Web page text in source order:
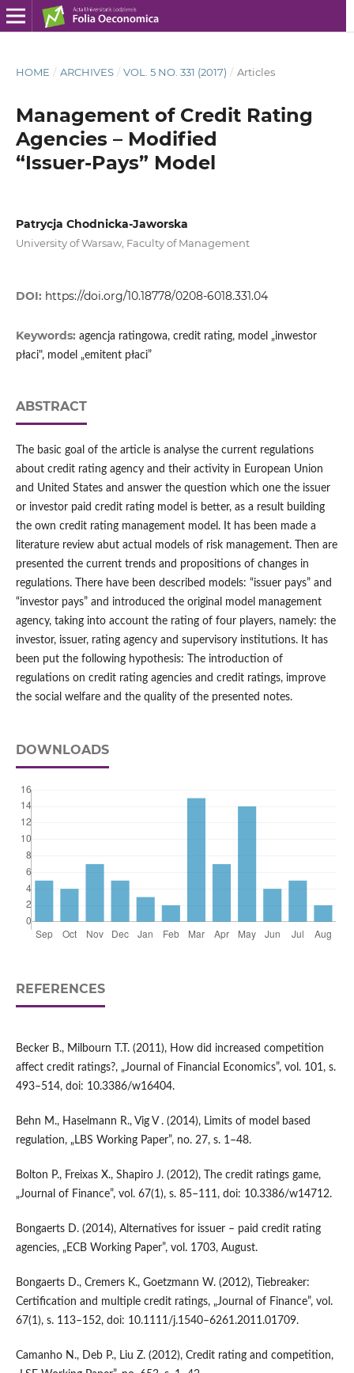
HOME / ARCHIVES / VOL. 5 NO. 331 (2017) / Articles
Management of Credit Rating
Agencies – Modified
“Issuer‑Pays” Model
Patrycja Chodnicka-Jaworska
University of Warsaw, Faculty of Management
DOI: https://doi.org/10.18778/0208-6018.331.04
Keywords: agencja ratingowa, credit rating, model „inwestor
płaci", model „emitent płaci”
ABSTRACT
The basic goal of the article is analyse the current regulations
about credit rating agency and their activity in European Union
and United States and answer the question which one the issuer
or investor paid credit rating model is better, as a result building
the own credit rating management model. It has been made a
literature review abut actual models of risk management. Then are
presented the current trends and propositions of changes in
regulations. There have been described models: “issuer pays” and
“investor pays” and introduced the original model management
agency, taking into account the rating of four players, namely: the
investor, issuer, rating agency and supervisory institutions. It has
been put the following hypothesis: The introduction of
regulations on credit rating agencies and credit ratings, improve
the social welfare and the quality of the presented notes.
DOWNLOADS
REFERENCES
Becker B., Milbourn T.T. (2011), How did increased competition
affect credit ratings?, „Journal of Financial Economics”, vol. 101, s.
493–514, doi: 10.3386/w16404.
Behn M., Haselmann R., Vig V . (2014), Limits of model based
regulation, „LBS Working Paper”, no. 27, s. 1–48.
Bolton P., Freixas X., Shapiro J. (2012), The credit ratings game,
„Journal of Finance”, vol. 67(1), s. 85–111, doi: 10.3386/w14712.
Bongaerts D. (2014), Alternatives for issuer – paid credit rating
agencies, „ECB Working Paper”, vol. 1703, August.
Bongaerts D., Cremers K., Goetzmann W. (2012), Tiebreaker:
Certification and multiple credit ratings, „Journal of Finance”, vol.
67(1), s. 113–152, doi: 10.1111/j.1540–6261.2011.01709.
Camanho N., Deb P., Liu Z. (2012), Credit rating and competition,